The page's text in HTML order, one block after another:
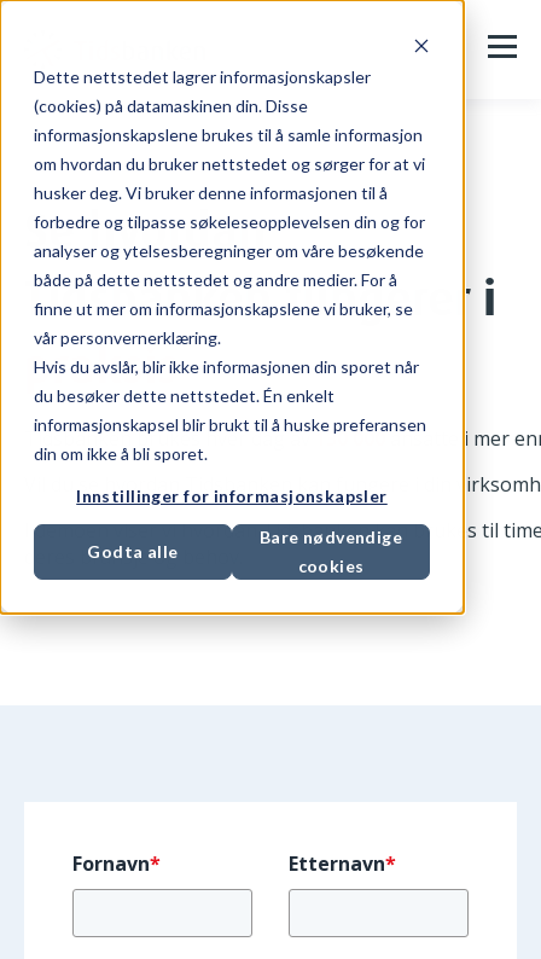
Dette nettstedet lagrer informasjonskapsler
(cookies) på datamaskinen din. Disse
informasjonskapslene brukes til å samle informasjon
om hvordan du bruker nettstedet og sørger for at vi
husker deg. Vi bruker denne informasjonen til å
forbedre og tilpasse søkeleseopplevelsen din og for
analyser og ytelsesberegninger om våre besøkende
både på dette nettstedet og andre medier. For å
finne ut mer om informasjonskapslene vi bruker, se
vår personvernerklæring.
Hvis du avslår, blir ikke informasjonen din sporet når
du besøker dette nettstedet. Én enkelt
informasjonskapsel blir brukt til å huske preferansen
din om ikke å bli sporet.
Innstillinger for informasjonskapsler
Godta alle
Bare nødvendige
cookies
Se hvordan
Tidsbanken fungerer i
praksis
Tidsbanken brukes hver dag av 130 000ansatte i mer
Vil du se hvordan Tidsbanken kan fungere i din
I demoen viser vi hvordan Tidsbanken kan brukes til
deres bransje og behov.
Fornavn* Etternavn*